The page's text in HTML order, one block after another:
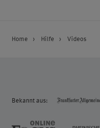
Home Hilfe Videos
Bekannt aus: